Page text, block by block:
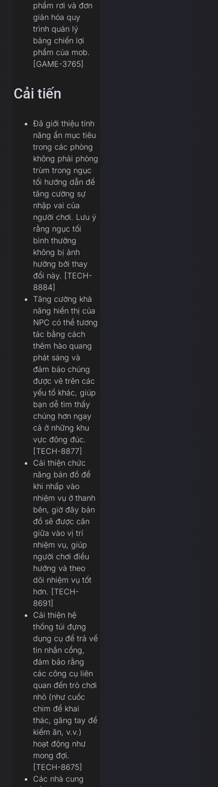
phẩm rơi và đơn
giản hóa quy
trình quản lý
bảng chiến lợi
phẩm của mob.
[GAME-3765]
Cải tiến
Đã giới thiệu tính
năng ẩn mục tiêu
trong các phòng
không phải phòng
trùm trong ngục
tối hướng dẫn để
tăng cường sự
nhập vai của
người chơi. Lưu ý
rằng ngục tối
bình thường
không bị ảnh
hưởng bởi thay
đổi này. [TECH-
8884]
Tăng cường khả
năng hiển thị của
NPC có thể tương
tác bằng cách
thêm hào quang
phát sáng và
đảm bảo chúng
được vẽ trên các
yếu tố khác, giúp
bạn dễ tìm thấy
chúng hơn ngay
cả ở những khu
vực đông đúc.
[TECH-8877]
Cải thiện chức
năng bản đồ để
khi nhấp vào
nhiệm vụ ở thanh
bên, giờ đây bản
đồ sẽ được căn
giữa vào vị trí
nhiệm vụ, giúp
người chơi điều
hướng và theo
dõi nhiệm vụ tốt
hơn. [TECH-
8691]
Cải thiện hệ
thống túi đựng
dụng cụ để trả về
tin nhắn cổng,
đảm bảo rằng
các công cụ liên
quan đến trò chơi
nhỏ (như cuốc
chim để khai
thác, găng tay để
kiếm ăn, v.v.)
hoạt động như
mong đợi.
[TECH-8675]
Các nhà cung